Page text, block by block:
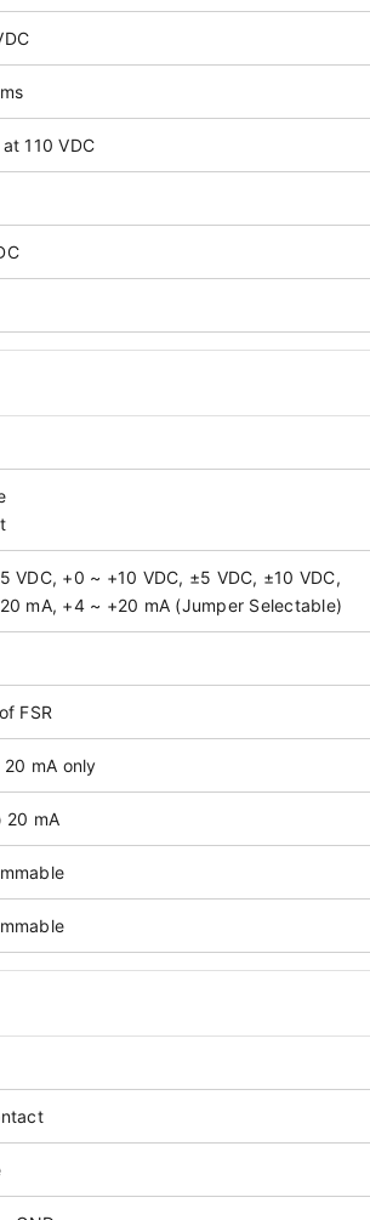
110 VDC
VDC, +0 ~ +10 VDC, ±5 VDC, ±10 VDC,
mA, +4 ~ +20 mA (Jumper Selectable)
FSR
mA only
20 mA